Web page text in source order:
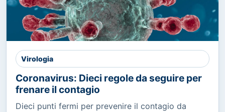
Virologia
Coronavirus: Dieci regole da seguire per
frenare il contagio
Dieci punti fermi per prevenire il contagio da